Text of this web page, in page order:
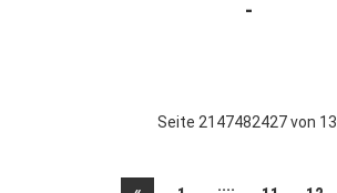
Seite 2147482427 von 13.
....